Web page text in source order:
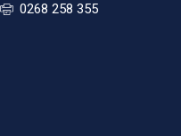
0268 258 355